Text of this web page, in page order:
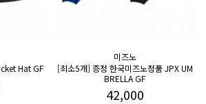
Hat GF
미즈노
[최소5개] 증정 한국미즈노정품 JPX UM
BRELLA GF
42,000